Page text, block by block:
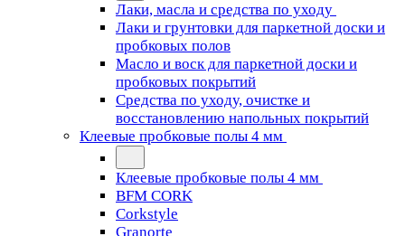
Лаки, масла и средства по уходу
Лаки и грунтовки для паркетной доски и
пробковых полов
Масло и воск для паркетной доски и
пробковых покрытий
Средства по уходу, очистке и
восстановлению напольных покрытий
Клеевые пробковые полы 4 мм
Клеевые пробковые полы 4 мм
BFM CORK
Corkstyle
Granorte